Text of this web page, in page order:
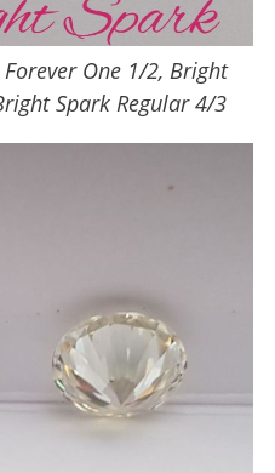
One 1/2, Bright
Spark Regular 4/3